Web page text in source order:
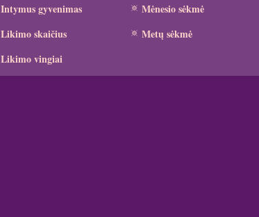
Intymus gyvenimas
Likimo skaičius
Likimo vingiai
Mėnesio sėkmė
Metų sėkmė